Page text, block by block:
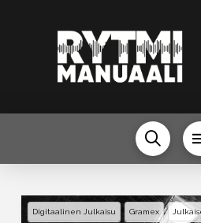
Digitaalinen Julkaisu Gramex